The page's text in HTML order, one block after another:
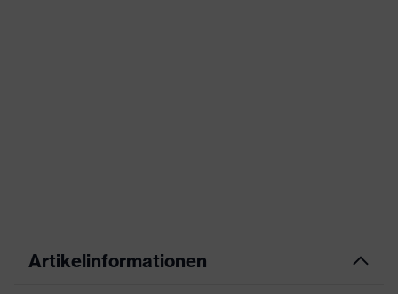
Artikelinformationen